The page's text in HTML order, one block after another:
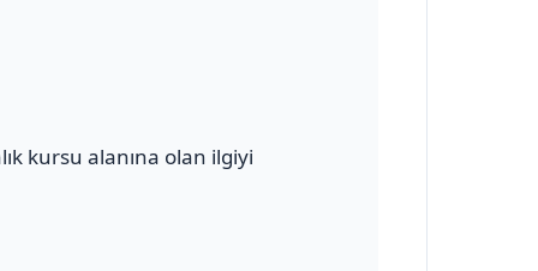
kursu alanına olan ilgiyi